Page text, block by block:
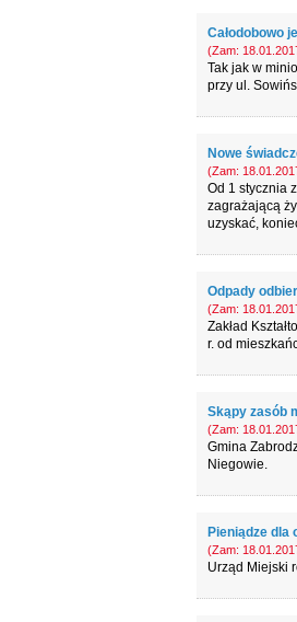
Całodobowo
(Zam:
Tak jak w
przy ul.
Nowe
(Zam:
Od 1 stycznia
zagrażającą
uzyskać,
Odpady
(Zam:
Zakład
r. od
Skąpy zasób
(Zam:
Gmina
Niegowie.
Pieniądze dla
(Zam:
Urząd Miejski